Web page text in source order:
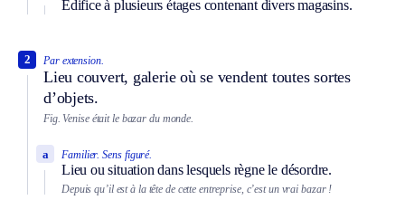
Édifice à plusieurs étages contenant divers magasins.
Par extension.
Lieu couvert, galerie où se vendent toutes sortes
d’objets.
2
Fig. Venise était le bazar du monde.
Familier. Sens figuré.
Lieu ou situation dans lesquels règne le désordre.
a
Depuis qu’il est à la tête de cette entreprise, c’est un vrai bazar !